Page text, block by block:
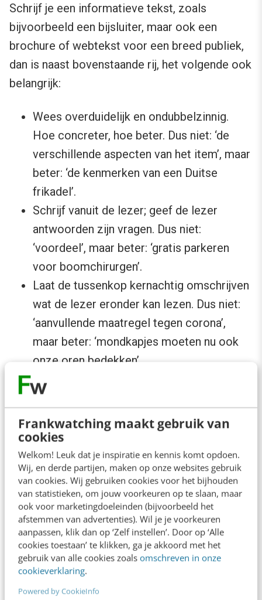
Frankwatching maakt gebruik van
cookies
Welkom! Leuk dat je inspiratie en kennis komt opdoen.
Wij, en derde partijen, maken op onze websites gebruik
van cookies. Wij gebruiken cookies voor het bijhouden
van statistieken, om jouw voorkeuren op te slaan, maar
ook voor marketingdoeleinden (bijvoorbeeld het
afstemmen van advertenties). Wil je je voorkeuren
aanpassen, klik dan op ‘Zelf instellen’. Door op ‘Alle
cookies toestaan’ te klikken, ga je akkoord met het
gebruik van alle cookies zoals omschreven in onze
cookieverklaring.
Powered by CookieInfo
Schrijf je een informatieve tekst, zoals
bijvoorbeeld een bijsluiter, maar ook een
brochure of webtekst voor een breed publiek,
dan is naast bovenstaande rij, het volgende ook
belangrijk:
Wees overduidelijk en ondubbelzinnig.
Hoe concreter, hoe beter. Dus niet: ‘de
verschillende aspecten van het item’, maar
beter: ‘de kenmerken van een Duitse
frikadel’.
Schrijf vanuit de lezer; geef de lezer
antwoorden zijn vragen. Dus niet:
‘voordeel’, maar beter: ‘gratis parkeren
voor boomchirurgen’.
Laat de tussenkop kernachtig omschrijven
wat de lezer eronder kan lezen. Dus niet:
‘aanvullende maatregel tegen corona’,
maar beter: ‘mondkapjes moeten nu ook
onze oren bedekken’.
Een goede tussenkop voor een
wervende tekst of een tekst voor een
specifieke doelgroep
Schrijf je een tekst voor een groep lezers die al
het een en ander over je onderwerp afweet, of
schrijf je een wervende tekst die vooral lezers
moet aansporen om door te lezen, dan moet je
ook letten op het volgende:
Schrijf korte, creatieve tussenkoppen die
je interesse moeten aanwakkeren. Dus